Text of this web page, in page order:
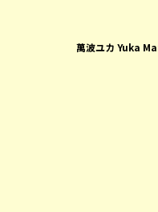
萬波ユカ Yuka